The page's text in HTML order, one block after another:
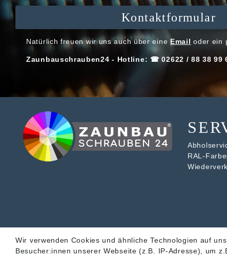
Kontaktformular
Natürlich freuen wir uns auch über eine Email oder ein
Zaunbauschrauben24 - Hotline: ☎ 02622 / 88 38 99
RAL-
Wir verwenden Cookies und ähnliche Technologien auf
Besucher:innen unserer Webseite (z.B. IP-Adresse), um